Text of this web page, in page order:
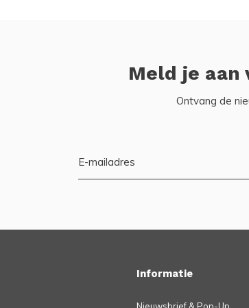
Meld je aan
Ontvang de
Informatie